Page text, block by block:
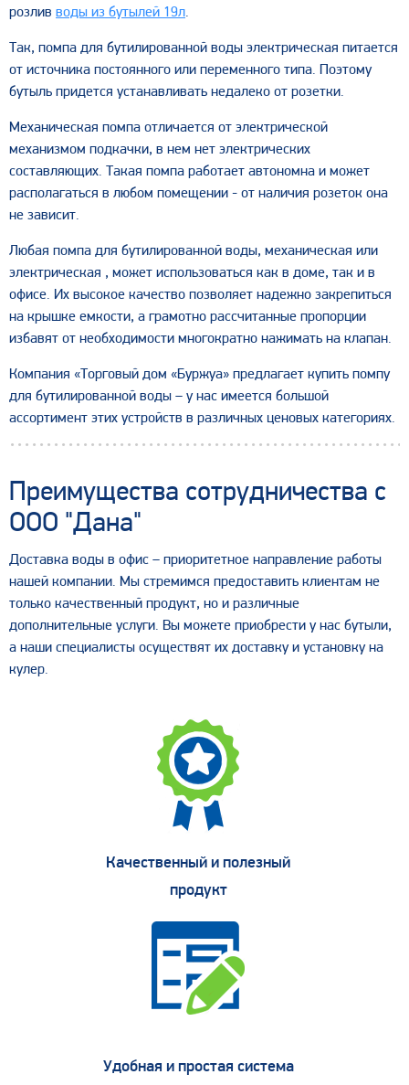
розлив воды из бутылей 19л.
Так, помпа для бутилированной воды электрическая питается
от источника постоянного или переменного типа. Поэтому
бутыль придется устанавливать недалеко от розетки.
Механическая помпа отличается от электрической
механизмом подкачки, в нем нет электрических
составляющих. Такая помпа работает автономна и может
располагаться в любом помещении - от наличия розеток она
не зависит.
Любая помпа для бутилированной воды, механическая или
электрическая , может использоваться как в доме, так и в
офисе. Их высокое качество позволяет надежно закрепиться
на крышке емкости, а грамотно рассчитанные пропорции
избавят от необходимости многократно нажимать на клапан.
Компания «Торговый дом «Буржуа» предлагает купить помпу
для бутилированной воды – у нас имеется большой
ассортимент этих устройств в различных ценовых категориях.
Преимущества сотрудничества с
ООО "Дана"
Доставка воды в офис – приоритетное направление работы
нашей компании. Мы стремимся предоставить клиентам не
только качественный продукт, но и различные
дополнительные услуги. Вы можете приобрести у нас бутыли,
а наши специалисты осуществят их доставку и установку на
кулер.
Качественный и полезный
продукт
Удобная и простая система